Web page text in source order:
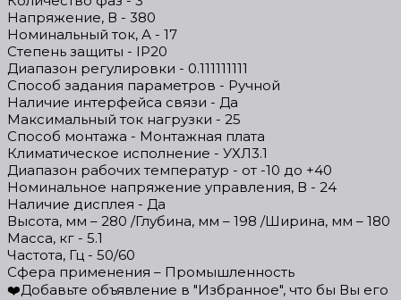
Напряжение, В - 380
Номинальный ток, А - 17
Степень защиты - IP20
Диапазон регулировки - 0.111111111
Способ задания параметров - Ручной
Наличие интерфейса связи - Да
Максимальный ток нагрузки - 25
Способ монтажа - Монтажная плата
Климатическое исполнение - УХЛ3.1
Диапазон рабочих температур - от -10 до +40
Номинальное напряжение управления, В - 24
Наличие дисплея - Да
Высота, мм – 280 /Глубина, мм – 198 /Ширина, мм – 180
Масса, кг - 5.1
Частота, Гц - 50/60
Сфера применения – Промышленность
❤️Добавьте объявление в "Избранное", что бы Вы его